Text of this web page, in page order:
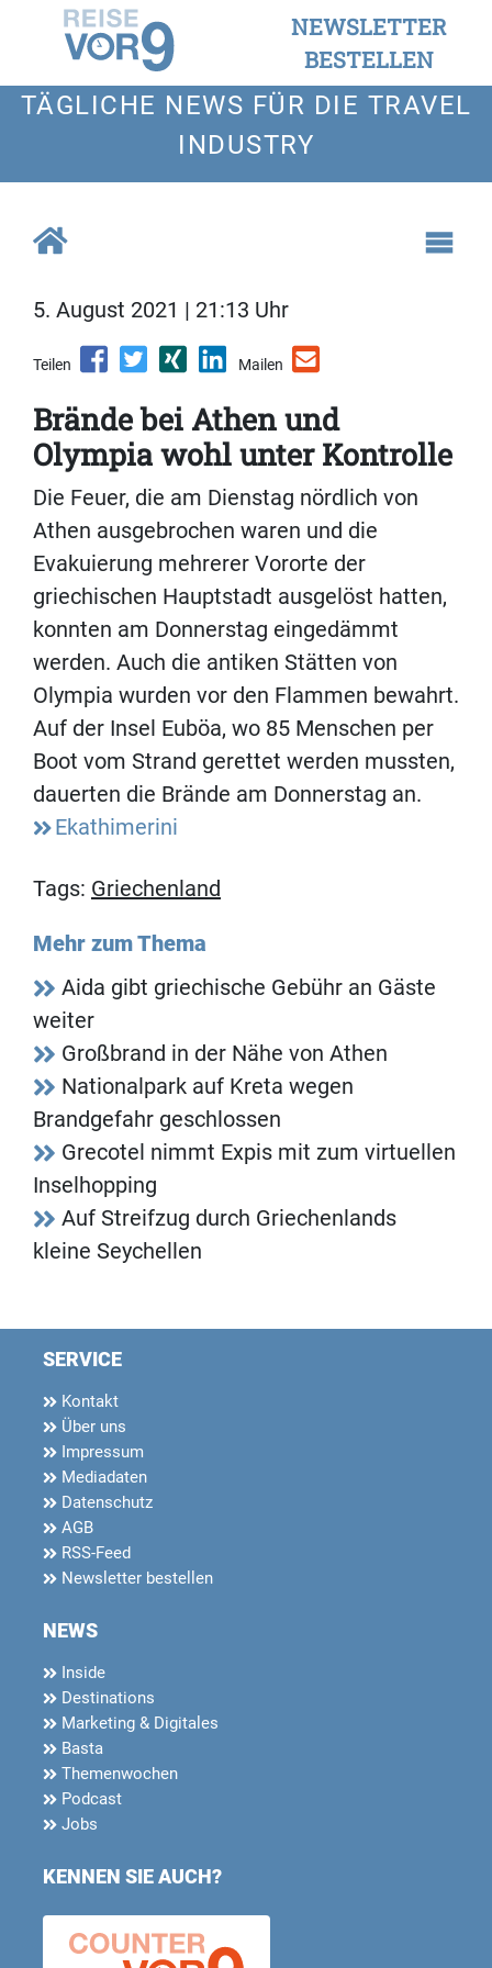
NEWSLETTER
BESTELLEN
TÄGLICHE NEWS FÜR DIE TRAVEL
INDUSTRY
5. August 2021 | 21:13 Uhr
Teilen Mailen
Brände bei Athen und
Olympia wohl unter Kontrolle
Die Feuer, die am Dienstag nördlich von
Athen ausgebrochen waren und die
Evakuierung mehrerer Vororte der
griechischen Hauptstadt ausgelöst hatten,
konnten am Donnerstag eingedämmt
werden. Auch die antiken Stätten von
Olympia wurden vor den Flammen bewahrt.
Auf der Insel Euböa, wo 85 Menschen per
Boot vom Strand gerettet werden mussten,
dauerten die Brände am Donnerstag an.
Ekathimerini
Tags: Griechenland
Mehr zum Thema
Aida gibt griechische Gebühr an Gäste
weiter
Großbrand in der Nähe von Athen
Nationalpark auf Kreta wegen
Brandgefahr geschlossen
Grecotel nimmt Expis mit zum virtuellen
Inselhopping
Auf Streifzug durch Griechenlands
kleine Seychellen
SERVICE
Kontakt
Über uns
Impressum
Mediadaten
Datenschutz
AGB
RSS-Feed
Newsletter bestellen
NEWS
Inside
Destinations
Marketing & Digitales
Basta
Themenwochen
Podcast
Jobs
KENNEN SIE AUCH?